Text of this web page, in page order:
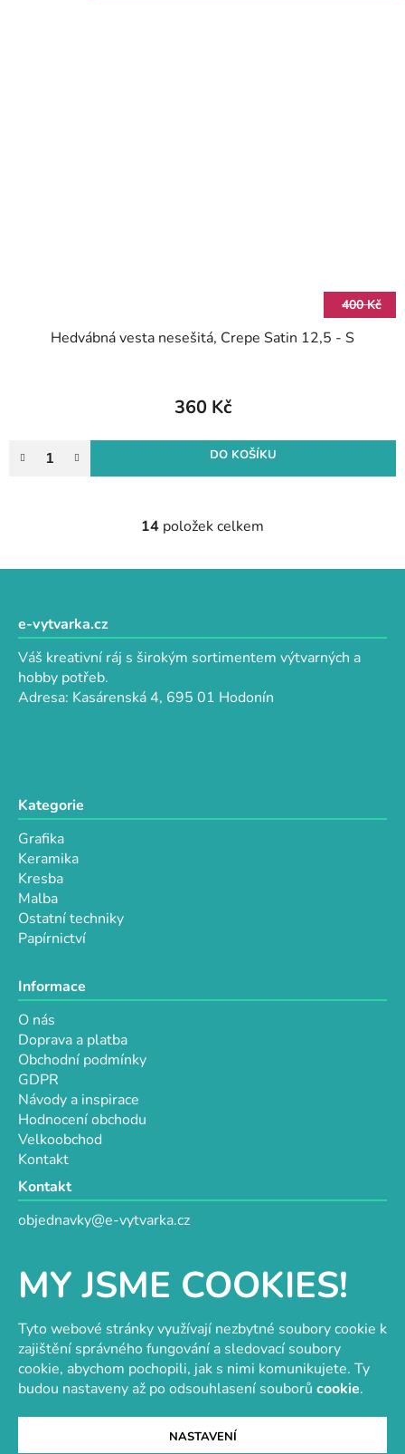
MY JSME COOKIES!
Tyto webové stránky využívají nezbytné soubory cookie k
zajištění správného fungování a sledovací soubory
cookie, abychom pochopili, jak s nimi komunikujete. Ty
budou nastaveny až po odsouhlasení souborů cookie.
NASTAVENÍ
400 Kč
Hedvábná vesta nesešitá, Crepe Satin 12,5 - S
360 Kč
DO KOŠÍKU
O
l
a
c
p
ý
14 položek celkem
e-vytvarka.cz
Váš kreativní ráj s širokým sortimentem výtvarných a
hobby potřeb.
Adresa: Kasárenská 4, 695 01 Hodonín
Kategorie
Grafika
Keramika
Kresba
Malba
Ostatní techniky
Papírnictví
Informace
O nás
Doprava a platba
Obchodní podmínky
GDPR
Návody a inspirace
Hodnocení obchodu
Velkoobchod
Kontakt
Kontakt
objednavky@e-vytvarka.cz
Facebook
Velkoobchod s korálky a komponentyTvořit je radost